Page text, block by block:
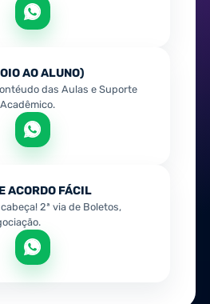
AO ALUNO)
das Aulas e Suporte
ACORDO FÁCIL
2ª via de Boletos,